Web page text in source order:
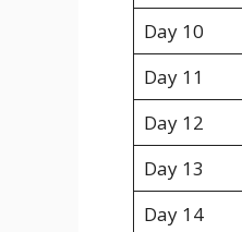
Day 10
Day 11
Day 12
Day 13
Day 14